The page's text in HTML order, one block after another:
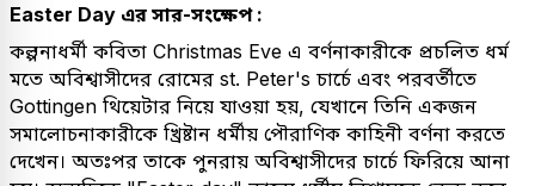
Easter Day এর সার-সংক্ষেপ :
কল্পনাধর্মী কবিতা Christmas Eve এ বর্ণনাকারীকে প্রচলিত ধর্ম
মতে অবিশ্বাসীদের রোমের st. Peter's চার্চে এবং পরবর্তীতে
Gottingen থিয়েটার নিয়ে যাওয়া হয়, যেখানে তিনি একজন
সমালোচনাকারীকে খ্রিষ্টান ধর্মীয় পৌরাণিক কাহিনী বর্ণনা করতে
দেখেন। অতঃপর তাকে পুনরায় অবিশ্বাসীদের চার্চে ফিরিয়ে আনা